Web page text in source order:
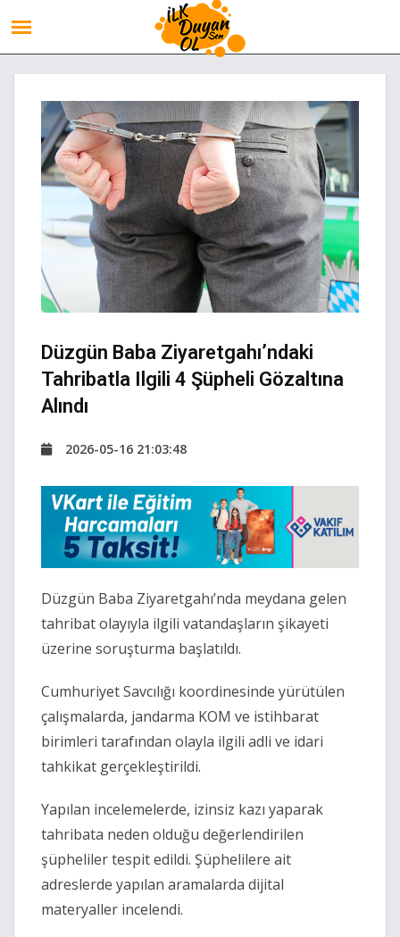
Düzgün Baba Ziyaretgahı’ndaki
Tahribatla Ilgili 4 Şüpheli Gözaltına
Alındı
2026-05-16 21:03:48
Düzgün Baba Ziyaretgahı’nda meydana gelen
tahribat olayıyla ilgili vatandaşların şikayeti
üzerine soruşturma başlatıldı.
Cumhuriyet Savcılığı koordinesinde yürütülen
çalışmalarda, jandarma KOM ve istihbarat
birimleri tarafından olayla ilgili adli ve idari
tahkikat gerçekleştirildi.
Yapılan incelemelerde, izinsiz kazı yaparak
tahribata neden olduğu değerlendirilen
şüpheliler tespit edildi. Şüphelilere ait
adreslerde yapılan aramalarda dijital
materyaller incelendi.